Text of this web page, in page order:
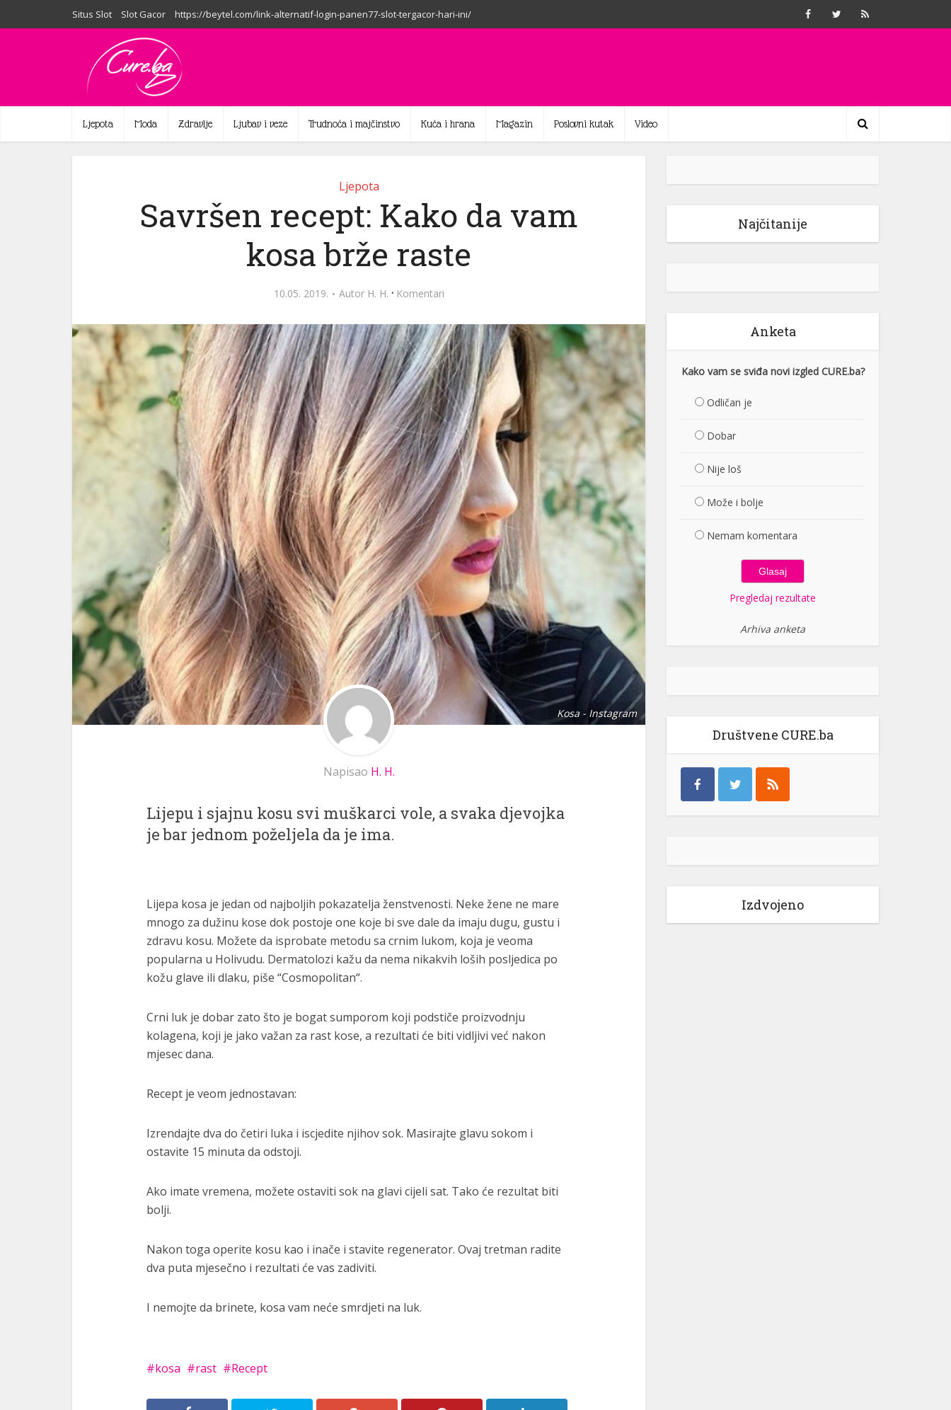
Situs Slot Slot Gacor https://beytel.com/link-alternatif-login-panen77-slot-tergacor-hari-ini/
Ljepota Moda Zdravlje Ljubav i veze Trudnoća i majčinstvo Kuća i hrana Magazin Poslovni kutak Video
Ljepota
Savršen recept: Kako da vam
kosa brže raste
10.05. 2019. Autor H. H. · Komentari
Kosa - Instagram
Napisao H. H.
Lijepu i sjajnu kosu svi muškarci vole, a svaka djevojka
je bar jednom poželjela da je ima.
Lijepa kosa je jedan od najboljih pokazatelja ženstvenosti. Neke žene ne mare
mnogo za dužinu kose dok postoje one koje bi sve dale da imaju dugu, gustu i
zdravu kosu. Možete da isprobate metodu sa crnim lukom, koja je veoma
popularna u Holivudu. Dermatolozi kažu da nema nikakvih loših posljedica po
kožu glave ili dlaku, piše “Cosmopolitan“.
Crni luk je dobar zato što je bogat sumporom koji podstiče proizvodnju
kolagena, koji je jako važan za rast kose, a rezultati će biti vidljivi već nakon
mjesec dana.
Recept je veom jednostavan:
Izrendajte dva do četiri luka i iscjedite njihov sok. Masirajte glavu sokom i
ostavite 15 minuta da odstoji.
Ako imate vremena, možete ostaviti sok na glavi cijeli sat. Tako će rezultat biti
bolji.
Nakon toga operite kosu kao i inače i stavite regenerator. Ovaj tretman radite
dva puta mjesečno i rezultati će vas zadiviti.
I nemojte da brinete, kosa vam neće smrdjeti na luk.
kosa rast Recept
Najčitanije
Anketa
Kako vam se sviđa novi izgled CURE.ba?
Odličan je
Dobar
Nije loš
Može i bolje
Nemam komentara
Pregledaj rezultate
Arhiva anketa
Društvene CURE.ba
Izdvojeno